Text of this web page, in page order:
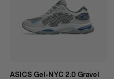
ASICS Gel-NYC 2.0 Gravel